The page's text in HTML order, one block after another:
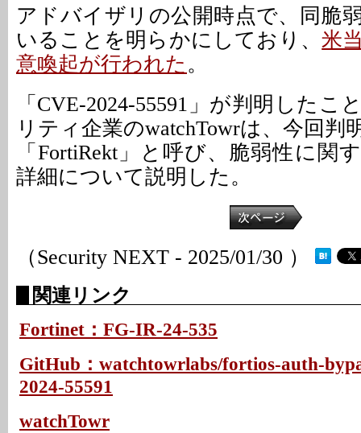
アドバイザリの公開時点で、同脆
いることを明らかにしており、米
意喚起が行われた 。
「CVE-2024-55591」が判明したこ
リティ企業のwatchTowrは、今回判
「FortiRekt」と呼び、脆弱性に関
詳細について説明した。
（Security NEXT - 2025/01/30 ）
関連リンク
Fortinet：FG-IR-24-535
GitHub：watchtowrlabs/fortios-auth-
2024-55591
watchTowr